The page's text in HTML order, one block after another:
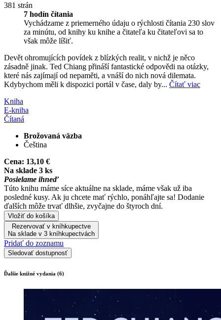
381 strán
7 hodín čítania
Vychádzame z priemerného údaju o rýchlosti čítania 230 slov
za minútu, od knihy ku knihe a čitateľa ku čitateľovi sa to
však môže líšiť.
Devět ohromujících povídek z blízkých realit, v nichž je něco
zásadně jinak. Ted Chiang přináší fantastické odpovědi na otázky,
které nás zajímají od nepaměti, a vnáší do nich nová dilemata.
Kdybychom měli k dispozici portál v čase, daly by... Čítať viac
Kniha
E-kniha
Čítaná
Brožovaná väzba
Čeština
Cena: 13,10 €
Na sklade 3 ks
Posielame ihneď
Túto knihu máme síce aktuálne na sklade, máme však už iba
posledné kusy. Ak ju chcete mať rýchlo, ponáhľajte sa! Dodanie
ďalších môže trvať dlhšie, zvyčajne do štyroch dní.
Vložiť do košíka
Rezervovať v kníhkupectve
Na sklade v 3 kníhkupectvách
Pridať do zoznamu
Sledovať dostupnosť
Ďalšie knižné vydania (6)